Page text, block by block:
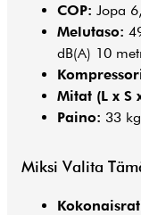
COP: Jopa
Melutaso:
dB(A) 10
Mitat (L x S
Paino: 33 kg
Miksi Valita